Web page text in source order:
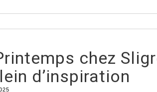
chez
d’inspiration